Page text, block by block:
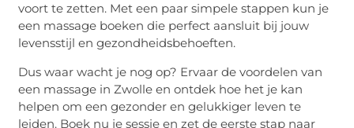
voort te zetten. Met een paar simpele stappen kun je
een massage boeken die perfect aansluit bij jouw
levensstijl en gezondheidsbehoeften.
Dus waar wacht je nog op? Ervaar de voordelen van
een massage in Zwolle en ontdek hoe het je kan
helpen om een gezonder en gelukkiger leven te
leiden. Boek nu je sessie en zet de eerste stap naar